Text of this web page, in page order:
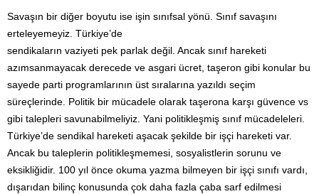
Savaşın bir diğer boyutu ise işin sınıfsal yönü. Sınıf savaşını
erteleyemeyiz. Türkiye’de
sendikaların vaziyeti pek parlak değil. Ancak sınıf hareketi
azımsanmayacak derecede ve asgari ücret, taşeron gibi konular bu
sayede parti programlarının üst sıralarına yazıldı seçim
süreçlerinde. Politik bir mücadele olarak taşerona karşı güvence vs
gibi talepleri savunabilmeliyiz. Yani politikleşmiş sınıf mücadeleleri.
Türkiye’de sendikal hareketi aşacak şekilde bir işçi hareketi var.
Ancak bu taleplerin politikleşmemesi, sosyalistlerin sorunu ve
eksikliğidir. 100 yıl önce okuma yazma bilmeyen bir işçi sınıfı vardı,
dışarıdan bilinç konusunda çok daha fazla çaba sarf edilmesi